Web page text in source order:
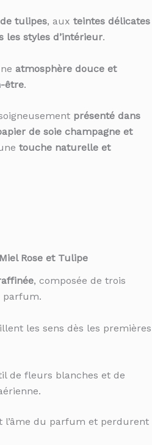
tulipes, aux teintes délicates
les styles d’intérieur.
atmosphère douce et
être.
présenté dans
de soie champagne et
touche naturelle et
Rose et Tulipe
, composée de trois
parfum.
les sens dès les premières
de fleurs blanches et de
du parfum et perdurent